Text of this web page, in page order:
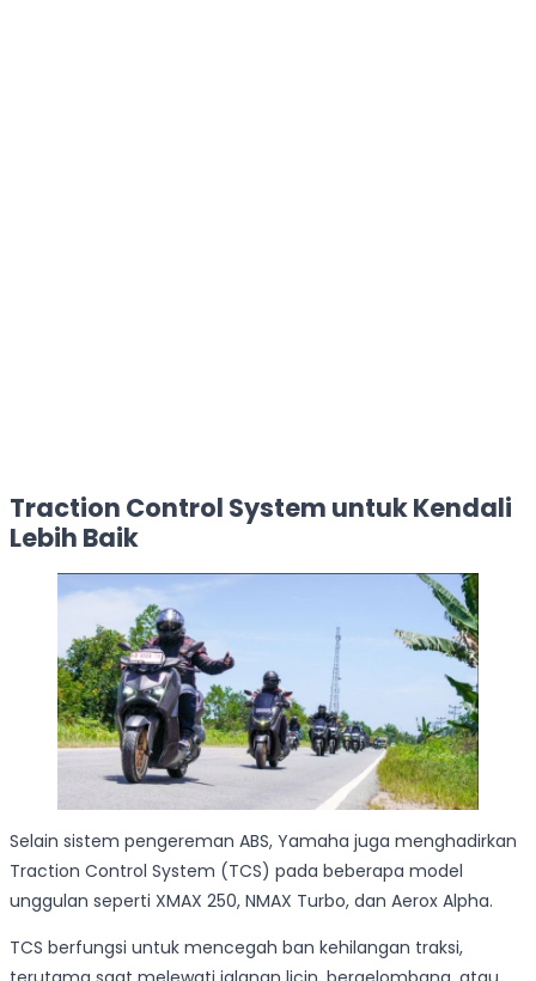
Traction Control System untuk Kendali
Lebih Baik
Selain sistem pengereman ABS, Yamaha juga menghadirkan
Traction Control System (TCS) pada beberapa model
unggulan seperti XMAX 250, NMAX Turbo, dan Aerox Alpha.
TCS berfungsi untuk mencegah ban kehilangan traksi,